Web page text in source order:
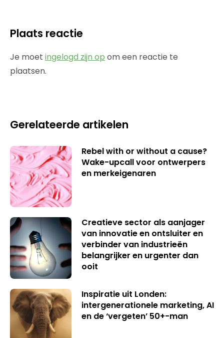
Plaats reactie
Je moet ingelogd zijn op om een reactie te
plaatsen.
Gerelateerde artikelen
Rebel with or without a cause?
Wake-upcall voor ontwerpers
en merkeigenaren
Creatieve sector als aanjager
van innovatie en ontsluiter en
verbinder van industrieën
belangrijker en urgenter dan
ooit
Inspiratie uit Londen:
intergenerationele marketing, AI
en de ‘vergeten’ 50+-man